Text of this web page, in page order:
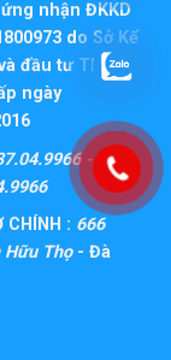
nhận ĐKKD
do Sở Kế
đầu tư TPĐà
ngày
-
CHÍNH : 666
Hữu Thọ- Đà